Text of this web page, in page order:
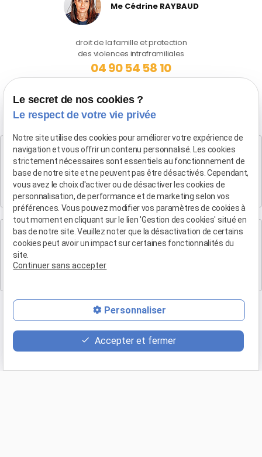
Me Cédrine RAYBAUD
droit de la famille et protection
des violences intraframiliales
04 90 54 58 10
Cabinet SALON DE PROVENCE
Maître Patrice HUMBERT
282 Boulevard Foch
13300 SALON-DE-PROVENCE
Cabinet d'Aix-en-Provence
Maître Patrice HUMBERT
4 rue du Quatre-Septembre
Le secret de nos cookies ?
Le respect de votre vie privée
Notre site utilise des cookies pour améliorer votre expérience de
navigation et vous offrir un contenu personnalisé. Les cookies
strictement nécessaires sont essentiels au fonctionnement de
base de notre site et ne peuvent pas être désactivés. Cependant,
vous avez le choix d'activer ou de désactiver les cookies de
personnalisation, de performance et de marketing selon vos
préférences. Vous pouvez modifier vos paramètres de cookies à
tout moment en cliquant sur le lien 'Gestion des cookies' situé en
bas de notre site. Veuillez noter que la désactivation de certains
cookies peut avoir un impact sur certaines fonctionnalités du
site.
Continuer sans accepter
Personnaliser
Accepter et fermer